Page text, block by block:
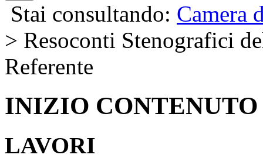
Stai consultando: Camera
> Resoconti Stenografici
Referente
INIZIO CONTENUTO
LAVORI